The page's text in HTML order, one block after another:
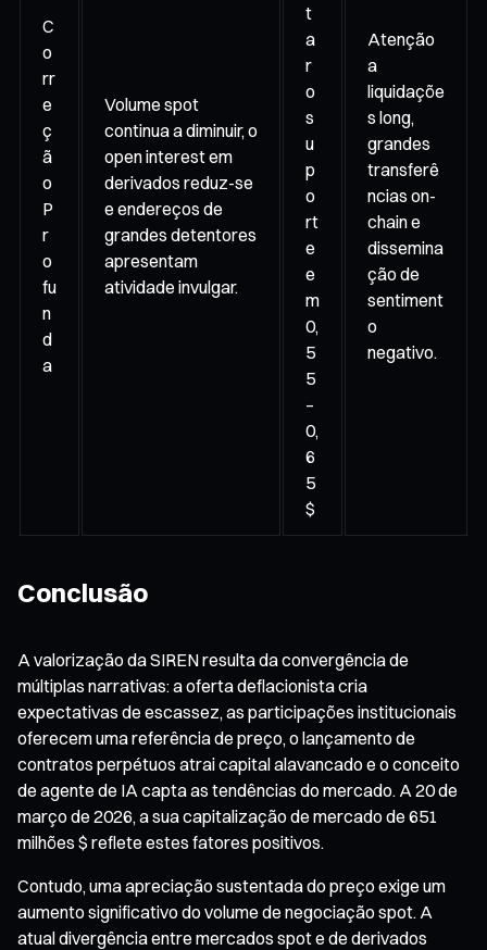
C
o
rr
e
ç
ã
o
P
r
o
fu
n
d
a
Volume spot
continua a diminuir, o
open interest em
derivados reduz-se
e endereços de
grandes detentores
apresentam
atividade invulgar.
t
a
r
o
s
u
p
o
rt
e
e
m
0,
5
5
–
0,
6
5
$
Atenção
a
liquidaçõe
s long,
grandes
transferê
ncias on-
chain e
dissemina
ção de
sentiment
o
negativo.
Conclusão
A valorização da SIREN resulta da convergência de
múltiplas narrativas: a oferta deflacionista cria
expectativas de escassez, as participações institucionais
oferecem uma referência de preço, o lançamento de
contratos perpétuos atrai capital alavancado e o conceito
de agente de IA capta as tendências do mercado. A 20 de
março de 2026, a sua capitalização de mercado de 651
milhões $ reflete estes fatores positivos.
Contudo, uma apreciação sustentada do preço exige um
aumento significativo do volume de negociação spot. A
atual divergência entre mercados spot e de derivados